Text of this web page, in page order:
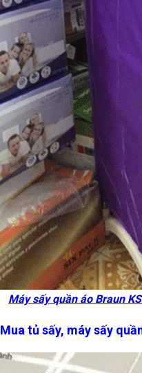
Máy sấy quần áo Braun
Mua tủ sấy, máy sấy